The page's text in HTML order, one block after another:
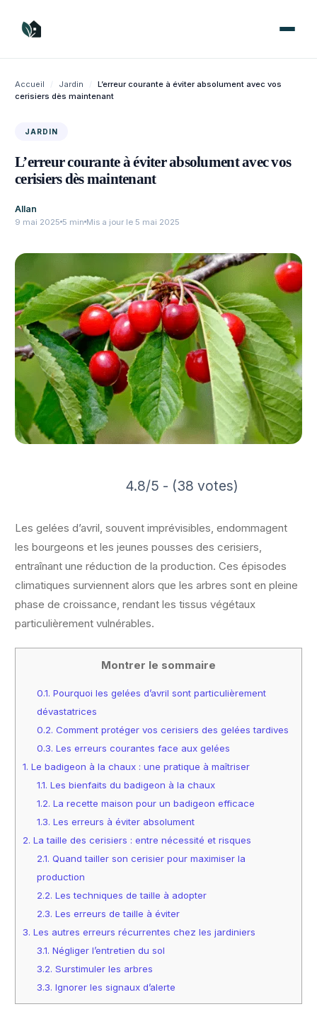
contenu
Accueil / Jardin /
L’erreur courante à éviter absolument avec vos
cerisiers dès maintenant
JARDIN
L’erreur courante à éviter absolument avec vos
cerisiers dès maintenant
Allan
9 mai 2025 5 min Mis a jour le 5 mai 2025
4.8/5 - (38 votes)
Les gelées d’avril, souvent imprévisibles, endommagent
les bourgeons et les jeunes pousses des cerisiers,
entraînant une réduction de la production. Ces épisodes
climatiques surviennent alors que les arbres sont en pleine
phase de croissance, rendant les tissus végétaux
particulièrement vulnérables.
Montrer le sommaire
0.1. Pourquoi les gelées d’avril sont particulièrement
dévastatrices
0.2. Comment protéger vos cerisiers des gelées tardives
0.3. Les erreurs courantes face aux gelées
1. Le badigeon à la chaux : une pratique à maîtriser
1.1. Les bienfaits du badigeon à la chaux
1.2. La recette maison pour un badigeon efficace
1.3. Les erreurs à éviter absolument
2. La taille des cerisiers : entre nécessité et risques
2.1. Quand tailler son cerisier pour maximiser la
production
2.2. Les techniques de taille à adopter
2.3. Les erreurs de taille à éviter
3. Les autres erreurs récurrentes chez les jardiniers
3.1. Négliger l’entretien du sol
3.2. Surstimuler les arbres
3.3. Ignorer les signaux d’alerte